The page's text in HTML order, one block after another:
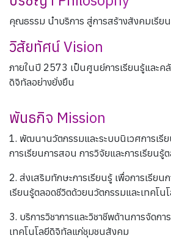
คุณธรรม นำบริการ สู่การสร้างสังคมเรีย
วิสัยทัศน์ Vision
ภายในปี 2573 เป็นศูนย์การเรียนรู้และ
ดิจิทัลอย่างยั่งยืน
พันธกิจ Mission
1. พัฒนานวัตกรรมและระบบนิเวศการเ
การเรียนการสอน การวิจัยและการเรียนรู้
2. ส่งเสริมทักษะการเรียนรู้ เพื่อการเรียน
เรียนรู้ตลอดชีวิตด้วยนวัตกรรมและเทคโน
3. บริการวิชาการและวิชาชีพด้านการจัดกา
เทคโนโลยีดิจิทัลแก่ชุมชนสังคม